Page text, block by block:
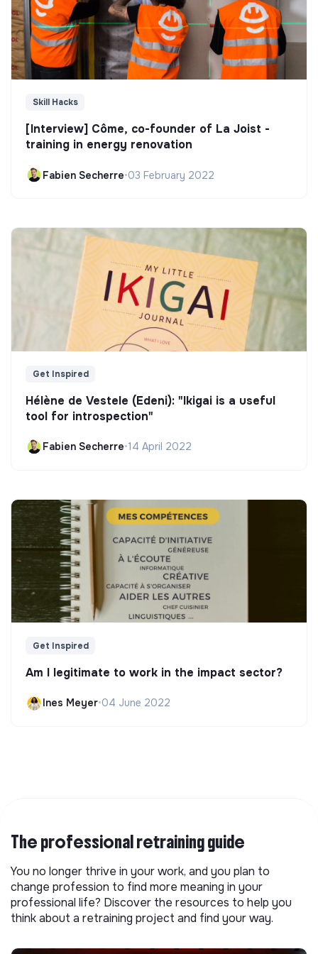
Skill Hacks
[Interview] Côme, co-founder of La Joist -
training in energy renovation
Fabien Secherre•03 February 2022
Get Inspired
Hélène de Vestele (Edeni): "Ikigai is a useful
tool for introspection"
Fabien Secherre•14 April 2022
Get Inspired
Am I legitimate to work in the impact sector?
Ines Meyer•04 June 2022
The professional retraining guide
You no longer thrive in your work, and you plan to
change profession to find more meaning in your
professional life? Discover the resources to help you
think about a retraining project and find your way.